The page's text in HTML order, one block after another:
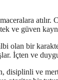
atılır.
ve güven
olan bir
İçten ve
disiplinli ve